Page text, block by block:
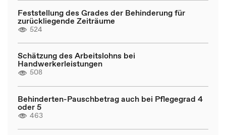
Feststellung des Grades der Behinderung für
zurückliegende Zeiträume
524
Schätzung des Arbeitslohns bei
Handwerkerleistungen
508
Behinderten-Pauschbetrag auch bei Pflegegrad 4
oder 5
463